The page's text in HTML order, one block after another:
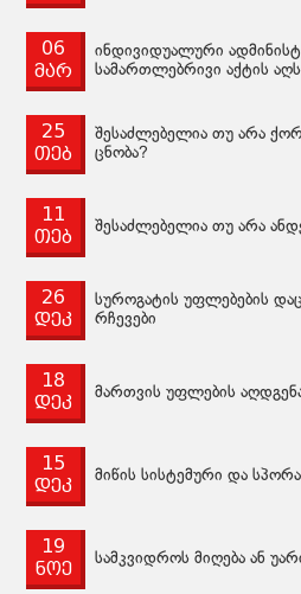
06
მარ
ინდივიდუალური
სამართლებრივი აქტის
25
თებ
შესაძლებელია თუ არა
ცნობა?
11
თებ
შესაძლებელია თუ არა
26
დეკ
სუროგატის უფლებების
რჩევები
18
დეკ
მართვის უფლების აღდგენა
15
დეკ
მიწის სისტემური და
19
ნოე
სამკვიდროს მიღება ან